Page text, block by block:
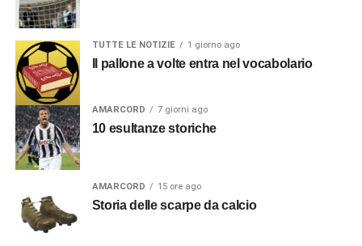
TUTTE LE NOTIZIE 1 giorno ago
Il pallone a volte entra nel vocabolario
AMARCORD 7 giorni ago
10 esultanze storiche
AMARCORD 15 ore ago
Storia delle scarpe da calcio